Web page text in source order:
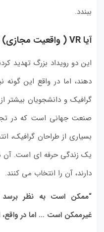
ببندد.
آیا ( واقعیت
این دو رویداد بزرگ تهدید
دهند، اما در واقع این
گرافیک و دانشجویان
صنعت جهانی است که در
بسیاری از طراحان گرافیک،
یک زندگی حرفه ای است. آن
دارند، آن را انتخاب می کنند.
“ممکن است به نظر برسد
غیرممکن است … اما در